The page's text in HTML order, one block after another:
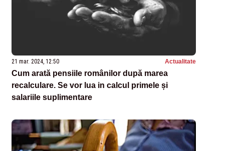
21 mar. 2024, 12:50 Actualitate
Cum arată pensiile românilor după marea
recalculare. Se vor lua in calcul primele și
salariile suplimentare